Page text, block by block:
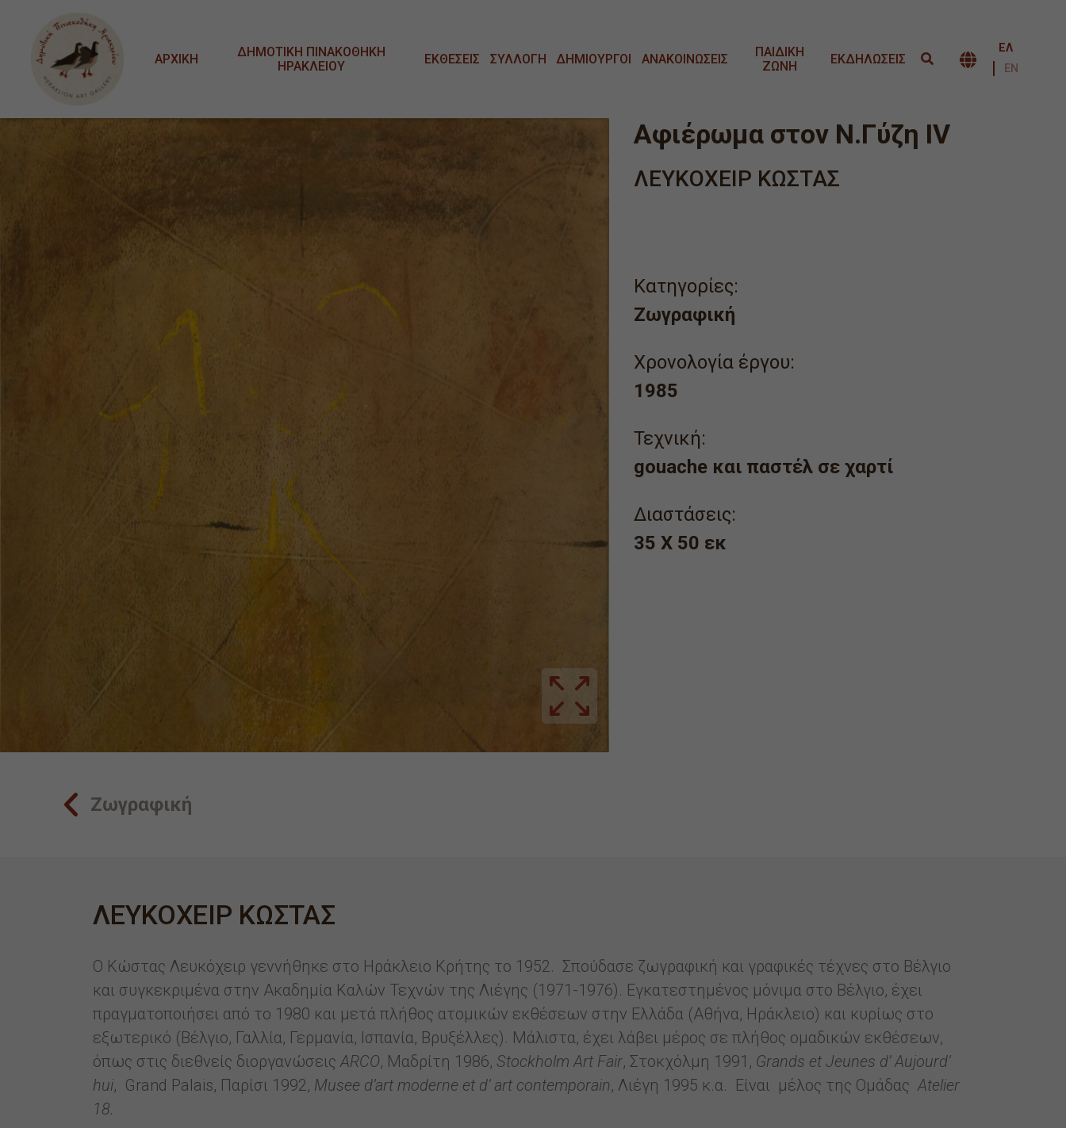
ΑΡΧΙΚΗ
ΔΗΜΟΤΙΚΗ ΠΙΝΑΚΟΘΗΚΗ
ΗΡΑΚΛΕΙΟΥ
ΕΚΘΕΣΕΙΣ ΣΥΛΛΟΓΗ ΔΗΜΙΟΥΡΓΟΙ ΑΝΑΚΟΙΝΩΣΕΙΣ
ΠΑΙΔΙΚΗ
ΖΩΝΗ
ΕΚΔΗΛΩΣΕΙΣ ΕΝΑΛΛΑΓΉ
ΕΛ
ΕΝ
Αφιέρωμα στον Ν.Γύζη IV
ΛΕΥΚΟΧΕΙΡ ΚΩΣΤΑΣ
Κατηγορίες:
Ζωγραφική
Χρονολογία έργου:
1985
Τεχνική:
gouache και παστέλ σε χαρτί
Διαστάσεις:
35 Χ 50 εκ
Ζωγραφική
ΛΕΥΚΟΧΕΙΡ ΚΩΣΤΑΣ
Ο Κώστας Λευκόχειρ γεννήθηκε στο Ηράκλειο Κρήτης το 1952. Σπούδασε ζωγραφική και γραφικές τέχνες στο Βέλγιο
και συγκεκριμένα στην Ακαδημία Καλών Τεχνών της Λιέγης (1971-1976). Εγκατεστημένος μόνιμα στο Βέλγιο, έχει
πραγματοποιήσει από το 1980 και μετά πλήθος ατομικών εκθέσεων στην Ελλάδα (Αθήνα, Ηράκλειο) και κυρίως στο
εξωτερικό (Βέλγιο, Γαλλία, Γερμανία, Ισπανία, Βρυξέλλες). Μάλιστα, έχει λάβει μέρος σε πλήθος ομαδικών εκθέσεων,
όπως στις διεθνείς διοργανώσειςARCO, Μαδρίτη 1986, Stockholm Art Fair, Στοκχόλμη 1991, Grands et Jeunes d’ Aujourd’
hui, Grand Palais, Παρίσι 1992, Musee d’art moderne et d’ art contemporain, Λιέγη 1995 κ.α. Είναι μέλος της ΟμάδαςAtelier
18.